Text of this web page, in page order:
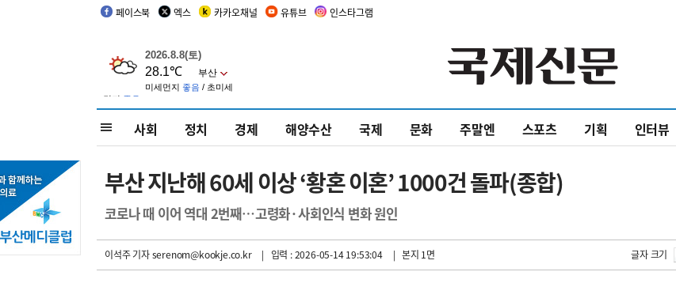
페이스북 엑스 카카오채널 유튜브 인스타그램
사회 정치 경제 해양수산 국제 문화 주말엔 스포츠 기획 인터뷰
부산 지난해 60세 이상 ‘황혼 이혼’ 1000건 돌파(종합)
코로나 때 이어 역대 2번째…고령화·사회인식 변화 원인
이석주 기자serenom@kookje.co.kr | 입력 : 2026-05-14 19:53:04 | 본지 1면 글자 크기